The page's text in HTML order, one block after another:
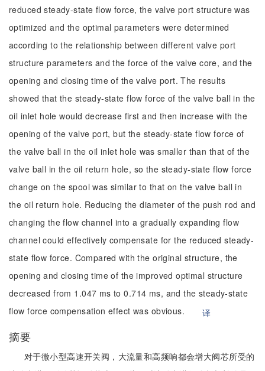
reduced steady-state flow force, the valve port structure was
optimized and the optimal parameters were determined
according to the relationship between different valve port
structure parameters and the force of the valve core, and the
opening and closing time of the valve port. The results
showed that the steady-state flow force of the valve ball in the
oil inlet hole would decrease first and then increase with the
opening of the valve port, but the steady-state flow force of
the valve ball in the oil inlet hole was smaller than that of the
valve ball in the oil return hole, so the steady-state flow force
change on the spool was similar to that on the valve ball in
the oil return hole. Reducing the diameter of the push rod and
changing the flow channel into a gradually expanding flow
channel could effectively compensate for the reduced steady-
state flow force. Compared with the original structure, the
opening and closing time of the improved optimal structure
decreased from 1.047 ms to 0.714 ms, and the steady-state
flow force compensation effect was obvious.
译
摘要
对于微小型高速开关阀，大流量和高频响都会增大阀芯所受的